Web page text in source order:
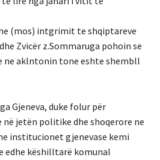
(mos) intgrimit te shqiptareve
Zvicër z.Sommaruga pohoin se
ne aklntonin tone eshte shembll
Gjeneva, duke folur për
jetën politike dhe shoqerore ne
institucionet gjenevase kemi
edhe këshilltarë komunal